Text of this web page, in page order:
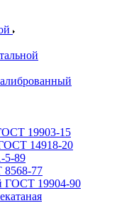
19903-15
14918-20
5-89
77
ГОСТ 19904-90